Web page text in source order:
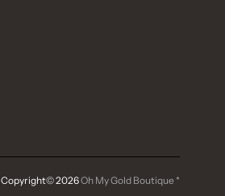
Copyright© 2026Oh My Gold Boutique *